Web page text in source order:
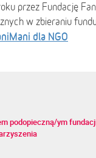
przez Fundację
w zbieraniu
dla NGO
podopieczną/ym